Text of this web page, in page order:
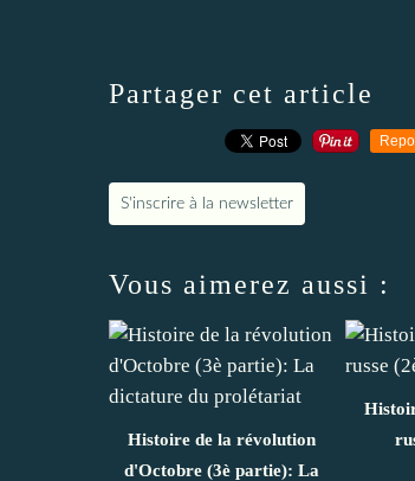
Partager cet article
S'inscrire à la newsletter
Vous aimerez aussi :
Histoire de la révolution
d'Octobre (3è partie): La